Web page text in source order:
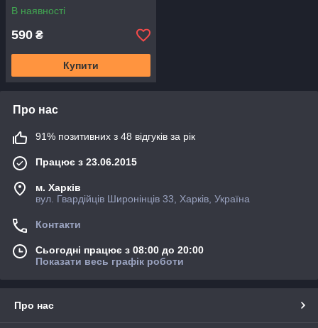
В наявності
590 ₴
Купити
Про нас
91% позитивних з 48 відгуків за рік
Працює з 23.06.2015
м. Харків
вул. Гвардійців Широнінців 33, Харків, Україна
Контакти
Сьогодні працює з 08:00 до 20:00
Показати весь графік роботи
Про нас